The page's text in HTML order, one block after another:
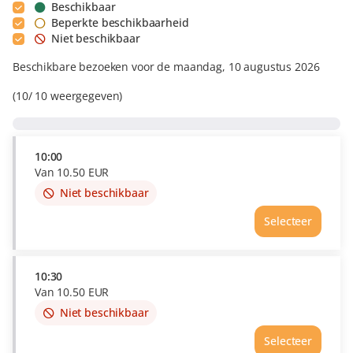
Beschikbaar
Beperkte beschikbaarheid
Niet beschikbaar
Beschikbare bezoeken voor de maandag, 10 augustus 2026
10 10 weergegeven
10:00
Van 10.50 EUR
Niet beschikbaarThis
Selecteer
10:30
Van 10.50 EUR
Niet beschikbaarThis
Selecteer